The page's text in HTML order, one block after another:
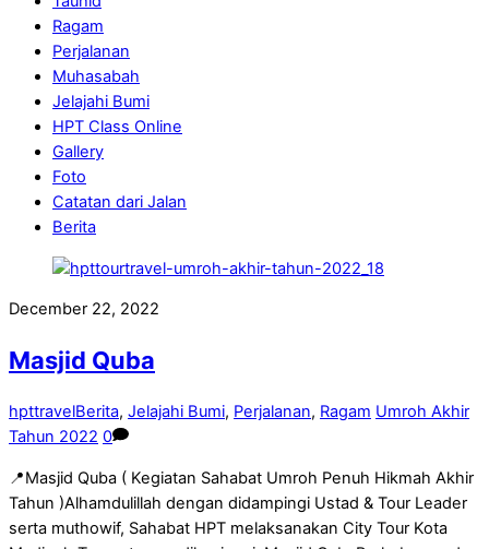
Ragam
Perjalanan
Muhasabah
Jelajahi Bumi
HPT Class Online
Gallery
Foto
Catatan dari Jalan
Berita
December 22, 2022
Masjid Quba
hpttravelBerita, Jelajahi Bumi, Perjalanan, Ragam Umroh Akhir
Tahun 2022 0
📍Masjid Quba ( Kegiatan Sahabat Umroh Penuh Hikmah Akhir
Tahun )Alhamdulillah dengan didampingi Ustad & Tour Leader
serta muthowif, Sahabat HPT melaksanakan City Tour Kota